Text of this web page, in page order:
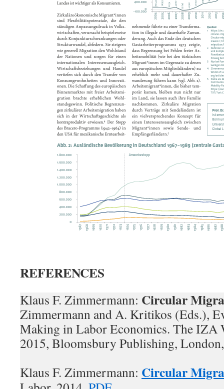
REFERENCES
Klaus F. Zimmermann: Circular
Zimmermann and A. Kritikos (Eds.),
Making in Labor Economics. The IZA
2015, Bloomsbury Publishing,
Klaus F. Zimmermann: Circular